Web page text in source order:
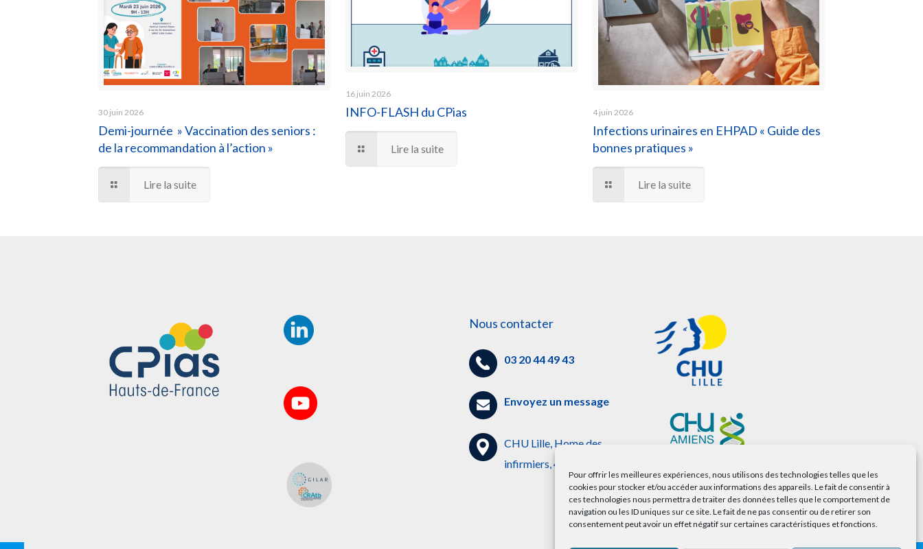
Pour offrir les meilleures expériences, nous utilisons des technologies telles que les
cookies pour stocker et/ou accéder aux informations des appareils. Le fait de consentir à
ces technologies nous permettra de traiter des données telles que le comportement de
navigation ou les ID uniques sur ce site. Le fait de ne pas consentir ou de retirer son
consentement peut avoir un effet négatif sur certaines caractéristiques et fonctions.
30 juin 2026
Demi-journée » Vaccination des seniors :
de la recommandation à l’action »
Lire la suite
16 juin 2026
INFO-FLASH du CPias
Lire la suite
4 juin 2026
Infections urinaires en EHPAD « Guide des
bonnes pratiques »
Lire la suite
Nous contacter
03 20 44 49 43
Envoyez un message
CHU Lille, Home des
infirmiers, 4ème étage